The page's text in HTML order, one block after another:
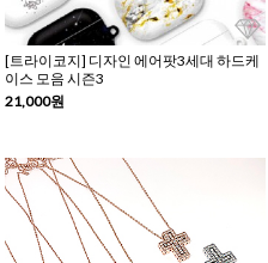
[트라이코지] 디자인 에어팟3세대 하드케
이스 모음 시즌3
21,000원